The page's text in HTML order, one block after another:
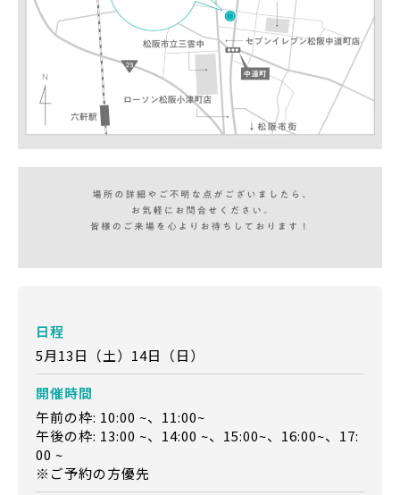
日程
5月13日（土）14日（日）
開催時間
午前の枠: 10:00 ~、11:00~
午後の枠: 13:00 ~、14:00 ~、15:00~、16:00~、17:
00 ~
※ご予約の方優先